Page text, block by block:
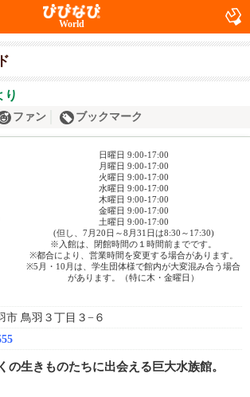
World
り
ファン ブックマーク
日曜日 9:00-17:00
月曜日 9:00-17:00
火曜日 9:00-17:00
水曜日 9:00-17:00
木曜日 9:00-17:00
金曜日 9:00-17:00
土曜日 9:00-17:00
(但し、7月20日～8月31日は8:30～17:30)
※入館は、閉館時間の１時間前までです。
※都合により、営業時間を変更する場合があります。
※5月・10月は、学生団体様で館内が大変混み合う場合
があります。（特に木・金曜日）
市 鳥羽３丁目３−６
の生きものたちに出会える巨大水族館。